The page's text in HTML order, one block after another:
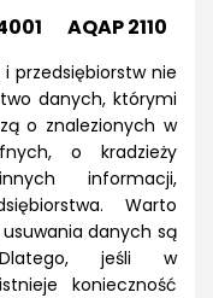
AQAP 2110
przedsiębiorstw nie
danych, którymi
o znalezionych w
o kradzieży
informacji,
Warto
danych są
jeśli w
konieczność